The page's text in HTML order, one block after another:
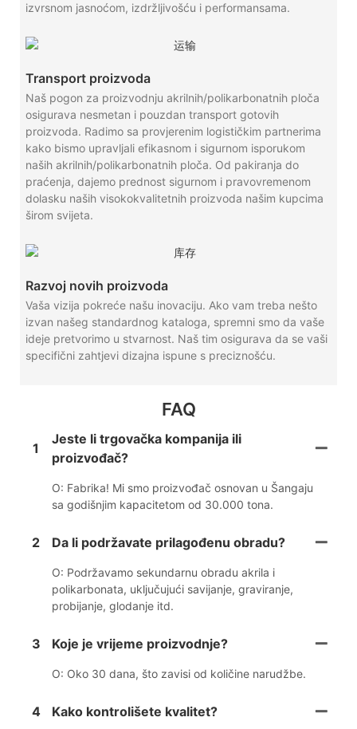
izvrsnom jasnoćom, izdržljivošću i performansama.
Transport proizvoda
Naš pogon za proizvodnju akrilnih/polikarbonatnih ploča
osigurava nesmetan i pouzdan transport gotovih
proizvoda. Radimo sa provjerenim logističkim partnerima
kako bismo upravljali efikasnom i sigurnom isporukom
naših akrilnih/polikarbonatnih ploča. Od pakiranja do
praćenja, dajemo prednost sigurnom i pravovremenom
dolasku naših visokokvalitetnih proizvoda našim kupcima
širom svijeta.
Razvoj novih proizvoda
Vaša vizija pokreće našu inovaciju. Ako vam treba nešto
izvan našeg standardnog kataloga, spremni smo da vaše
ideje pretvorimo u stvarnost. Naš tim osigurava da se vaši
specifični zahtjevi dizajna ispune s preciznošću.
FAQ
1
Jeste li trgovačka kompanija ili
proizvođač?
O: Fabrika! Mi smo proizvođač osnovan u Šangaju
sa godišnjim kapacitetom od 30.000 tona.
2 Da li podržavate prilagođenu obradu?
O: Podržavamo sekundarnu obradu akrila i
polikarbonata, uključujući savijanje, graviranje,
probijanje, glodanje itd.
3 Koje je vrijeme proizvodnje?
O: Oko 30 dana, što zavisi od količine narudžbe.
4 Kako kontrolišete kvalitet?